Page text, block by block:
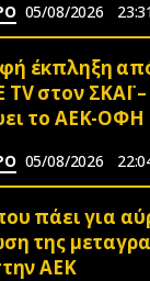
05/08/2026
έκπληξη
TV στον ΣΚΑΪ
το ΑΕΚ-ΟΦΗ
05/08/2026
πάει για
της
ΑΕΚ